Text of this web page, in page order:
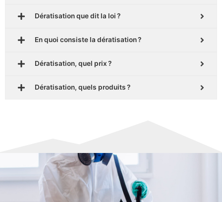
Dératisation que dit la loi ?
En quoi consiste la dératisation ?
Dératisation, quel prix ?
Dératisation, quels produits ?